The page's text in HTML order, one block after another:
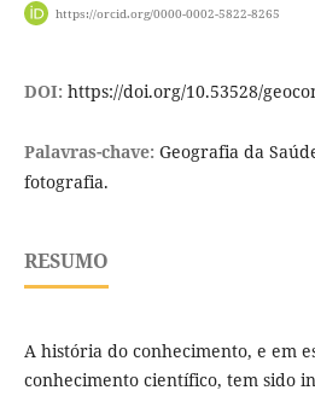
https://orcid.org/0000-0002-5822-8265
DOI: https://doi.org/10.53528/
Palavras-chave: Geografia da
fotografia.
RESUMO
A história do conhecimento, e em
conhecimento científico, tem sido